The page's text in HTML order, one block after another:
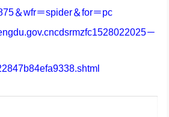
＆wfr＝spider＆for＝pc
－